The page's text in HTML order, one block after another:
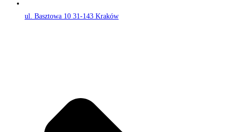
ul. Basztowa 10 31-143 Kraków